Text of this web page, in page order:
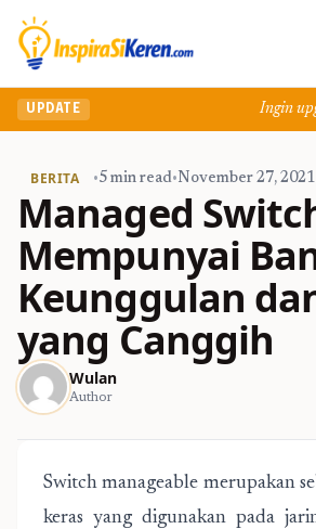
UPDATE Ingin
BERITA •5 min read•November 27, 2021
Managed
Mempunyai
Keunggulan
yang Canggih
Wulan
Author
Switch manageable merupakan
keras yang digunakan pada